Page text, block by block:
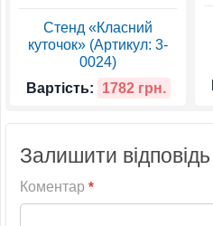
Стенд «Класний
куточок» (Артикул: 3-
0024)
Вартість:
1782 грн.
Залишити відповідь
Коментар *